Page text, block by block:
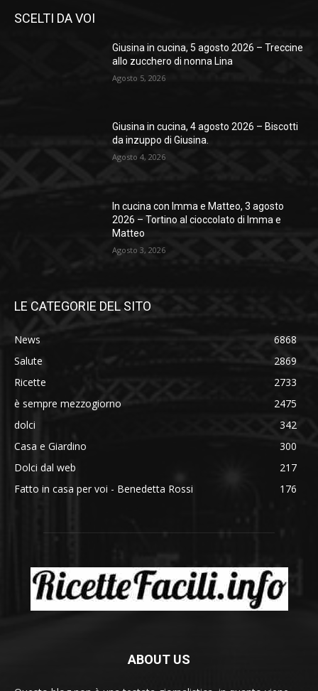
SCELTI DA VOI
Giusina in cucina, 5 agosto 2026 – Treccine
allo zucchero di nonna Lina
Agosto 5, 2026
Giusina in cucina, 4 agosto 2026 – Biscotti
da inzuppo di Giusina.
Agosto 4, 2026
In cucina con Imma e Matteo, 3 agosto
2026 – Tortino al cioccolato di Imma e
Matteo
Agosto 3, 2026
LE CATEGORIE DEL SITO
News
6868
Salute
2869
Ricette
2733
è sempre mezzogiorno
2475
dolci
342
Casa e Giardino
300
Dolci dal web
217
Fatto in casa per voi - Benedetta Rossi
176
ABOUT US